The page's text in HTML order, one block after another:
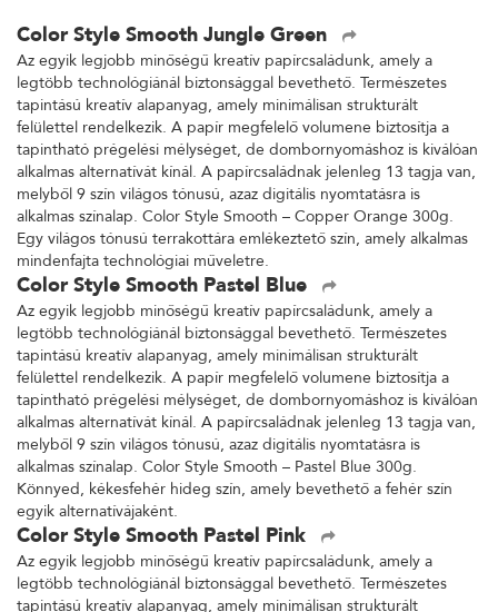
Color Style Smooth Jungle Green
Az egyik legjobb minőségű kreatív papírcsaládunk, amely a
legtöbb technológiánál biztonsággal bevethető. Természetes
tapintású kreatív alapanyag, amely minimálisan strukturált
felülettel rendelkezik. A papír megfelelő volumene biztosítja a
tapintható prégelési mélységet, de dombornyomáshoz is kiválóan
alkalmas alternatívát kínál. A papírcsaládnak jelenleg 13 tagja van,
melyből 9 szín világos tónusú, azaz digitális nyomtatásra is
alkalmas színalap. Color Style Smooth – Copper Orange 300g.
Egy világos tónusú terrakottára emlékeztető szín, amely alkalmas
mindenfajta technológiai műveletre.
Color Style Smooth Pastel Blue
Az egyik legjobb minőségű kreatív papírcsaládunk, amely a
legtöbb technológiánál biztonsággal bevethető. Természetes
tapintású kreatív alapanyag, amely minimálisan strukturált
felülettel rendelkezik. A papír megfelelő volumene biztosítja a
tapintható prégelési mélységet, de dombornyomáshoz is kiválóan
alkalmas alternatívát kínál. A papírcsaládnak jelenleg 13 tagja van,
melyből 9 szín világos tónusú, azaz digitális nyomtatásra is
alkalmas színalap. Color Style Smooth – Pastel Blue 300g.
Könnyed, kékesfehér hideg szín, amely bevethető a fehér szín
egyik alternatívájaként.
Color Style Smooth Pastel Pink
Az egyik legjobb minőségű kreatív papírcsaládunk, amely a
legtöbb technológiánál biztonsággal bevethető. Természetes
tapintású kreatív alapanyag, amely minimálisan strukturált